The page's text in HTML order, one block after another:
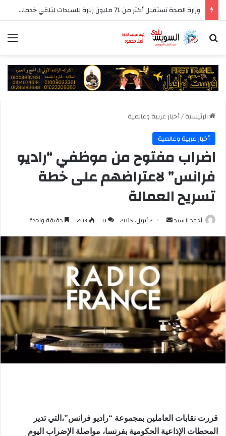
وزارة الصحة تستقبل أكثر من 71 مليون زيارة للسيدات لتلقي خدمات الفحص والتوعية
بحث عن
الرئيسية/أخبار عربية وعالمية
أخبار عربية وعالمية
اضراب مفتوح من موظفي “راديو
فرانس” لاعتراضهم على خطة
تسريح العمالة
أحمد السيد
أرسل
إلكترونيا
2 أبريل، 2015 0
203 دقيقة واحدة
قررت نقابات العاملين بمجموعة “راديو فرانس”،التي تدير
المحطات الإذاعية الحكومية بفرنسا، مواصلة الإضراب اليوم